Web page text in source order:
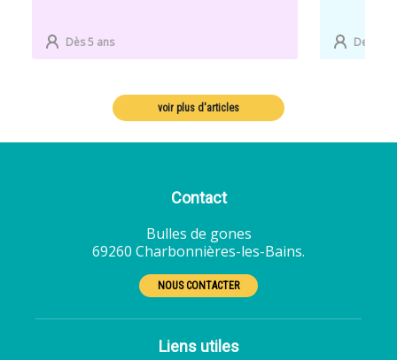
Dès 5 ans De 7 à
voir plus d'articles
Contact
Bulles de gones
69260 Charbonnières-les-Bains.
NOUS CONTACTER
Liens utiles